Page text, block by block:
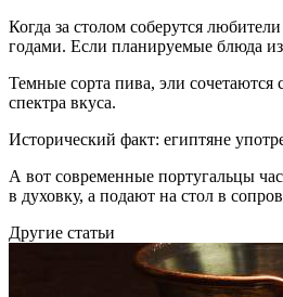
Когда за столом соберутся
годами. Если планируемые блюда
Темные сорта пива, эли
спектра вкуса.
Исторический факт: египтяне
А вот современные португальцы
в духовку, а подают на стол в
Другие статьи